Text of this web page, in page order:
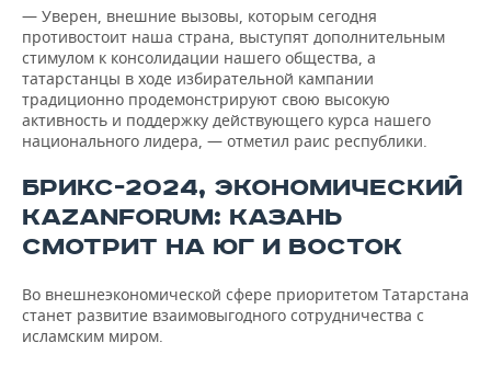
— Уверен, внешние вызовы, которым сегодня
противостоит наша страна, выступят дополнительным
стимулом к консолидации нашего общества, а
татарстанцы в ходе избирательной кампании
традиционно продемонстрируют свою высокую
активность и поддержку действующего курса нашего
национального лидера, — отметил раис республики.
БРИКС-2024, ЭКОНОМИЧЕСКИЙ
KAZANFORUM: КАЗАНЬ
СМОТРИТ НА ЮГ И ВОСТОК
Во внешнеэкономической сфере приоритетом Татарстана
станет развитие взаимовыгодного сотрудничества с
исламским миром.